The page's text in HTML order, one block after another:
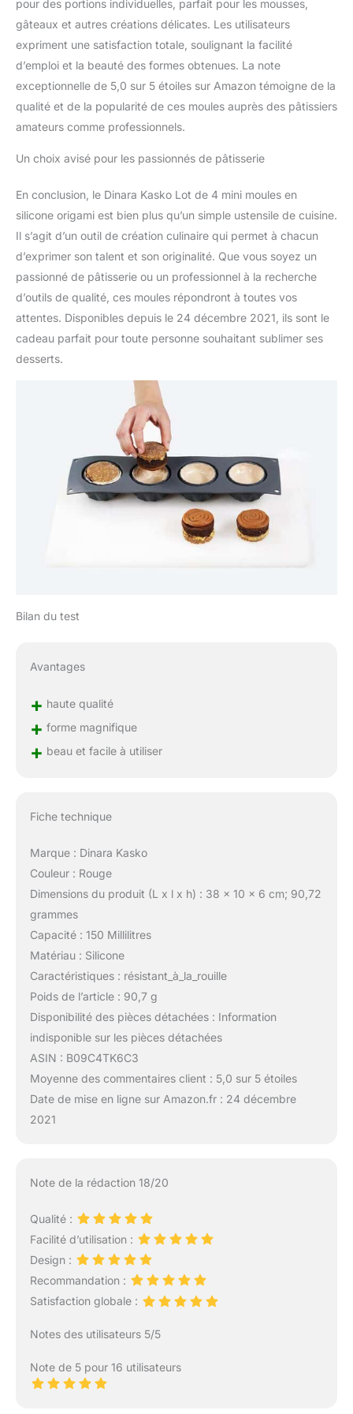
pour des portions individuelles, parfait pour les mousses,
gâteaux et autres créations délicates. Les utilisateurs
expriment une satisfaction totale, soulignant la facilité
d’emploi et la beauté des formes obtenues. La note
exceptionnelle de 5,0 sur 5 étoiles sur Amazon témoigne de la
qualité et de la popularité de ces moules auprès des pâtissiers
amateurs comme professionnels.
Un choix avisé pour les passionnés de pâtisserie
En conclusion, le Dinara Kasko Lot de 4 mini moules en
silicone origami est bien plus qu’un simple ustensile de cuisine.
Il s’agit d’un outil de création culinaire qui permet à chacun
d’exprimer son talent et son originalité. Que vous soyez un
passionné de pâtisserie ou un professionnel à la recherche
d’outils de qualité, ces moules répondront à toutes vos
attentes. Disponibles depuis le 24 décembre 2021, ils sont le
cadeau parfait pour toute personne souhaitant sublimer ses
desserts.
Bilan du test
Avantages
+ haute qualité
+ forme magnifique
+ beau et facile à utiliser
Fiche technique
Marque : Dinara Kasko
Couleur : Rouge
Dimensions du produit (L x l x h) : 38 x 10 x 6 cm; 90,72
grammes
Capacité : 150 Millilitres
Matériau : Silicone
Caractéristiques : résistant_à_la_rouille
Poids de l’article : 90,7 g
Disponibilité des pièces détachées : Information
indisponible sur les pièces détachées
ASIN : B09C4TK6C3
Moyenne des commentaires client : 5,0 sur 5 étoiles
Date de mise en ligne sur Amazon.fr : 24 décembre
2021
Note de la rédaction 18/20
Qualité :
Facilité d’utilisation :
Design :
Recommandation :
Satisfaction globale :
Notes des utilisateurs 5/5
Note de 5 pour 16 utilisateurs